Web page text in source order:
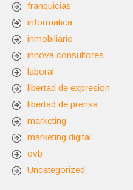
franquicias
informatica
inmobiliario
innova consultores
laboral
libertad de expresion
libertad de prensa
marketing
marketing digital
ovb
Uncategorized